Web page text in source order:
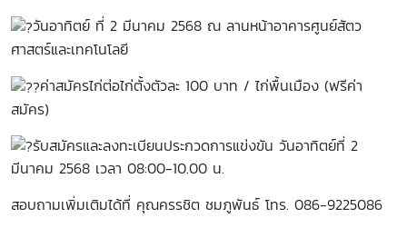
วันอาทิตย์ ที่ 2 มีนาคม 2568 ณ ลานหน้าอาคารศูนย์สัตว
ศาสตร์และเทคโนโลยี
ค่าสมัครไก่ต่อไก่ตั้งตัวละ 100 บาท / ไก่พื้นเมือง (ฟรีค่า
สมัคร)
รับสมัครและลงทะเบียนประกวดการแข่งขัน วันอาทิตย์ที่ 2
มีนาคม 2568 เวลา 08:00-10.00 น.
สอบถามเพิ่มเติมได้ที่ คุณครรชิต ชมภูพันธ์ โทร. 086-9225086